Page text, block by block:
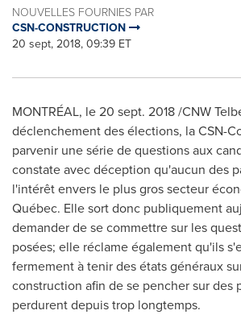
NOUVELLES FOURNIES PAR
CSN-CONSTRUCTION
20 sept, 2018, 09:39 ET
MONTRÉAL, le 20 sept. 2018 /CNW
déclenchement des élections, la CSN-
parvenir une série de questions aux
constate avec déception qu'aucun des
l'intérêt envers le plus gros secteur
Québec. Elle sort donc publiquement
demander de se commettre sur les
posées; elle réclame également qu'ils
fermement à tenir des états généraux
construction afin de se pencher sur des
perdurent depuis trop longtemps.